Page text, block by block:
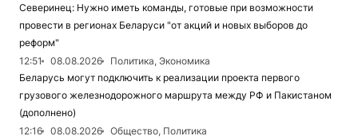
Северинец: Нужно иметь команды, готовые при возможности
провести в регионах Беларуси "от акций и новых выборов до
реформ"
12:51
08.08.2026
Политика, Экономика
Беларусь могут подключить к реализации проекта первого
грузового железнодорожного маршрута между РФ и Пакистаном
(дополнено)
12:16
08.08.2026
Общество, Политика